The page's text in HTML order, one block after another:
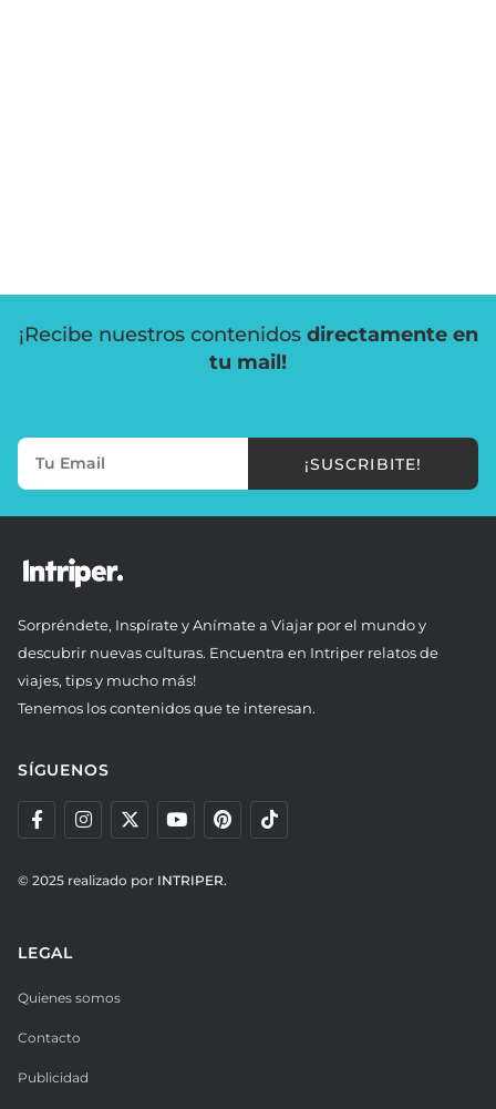
¡Recibe nuestros contenidos directamente en
tu mail!
¡SUSCRIBITE!
Sorpréndete, Inspírate y Anímate a Viajar por el mundo y
descubrir nuevas culturas. Encuentra en Intriper relatos de
viajes, tips y mucho más!
Tenemos los contenidos que te interesan.
SÍGUENOS
© 2025 realizado por INTRIPER.
LEGAL
Quienes somos
Contacto
Publicidad